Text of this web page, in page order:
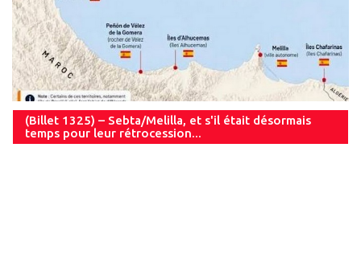
(Billet 1325) – Sebta/Melilla, et s'il était désormais
temps pour leur rétrocession...